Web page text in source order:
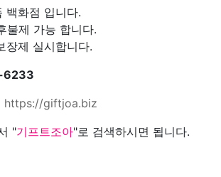
백화점 입니다.
불제 가능 합니다.
장제 실시합니다.
6233
https://giftjoa.biz
"기프트조아"로 검색하시면 됩니다.